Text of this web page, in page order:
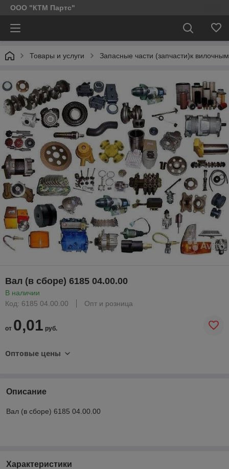
ООО "КТМ Партс"
Товары и услуги Запасные части (запчасти)к
Вал (в сборе) 6185 04.00.00
В наличии
Код: 6185 04.00.00
Опт и розница
от 0,01 руб.
Оптовые цены
Описание
Вал (в сборе) 6185 04.00.00
Характеристики